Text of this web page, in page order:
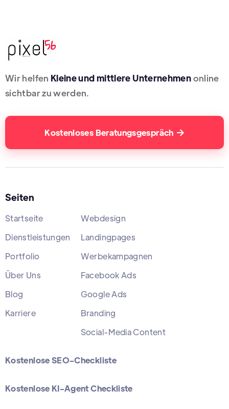
Wir helfen Kleine und mittlere Unternehmenonline
sichtbar zu werden.
Kostenloses Beratungsgespräch
Seiten
Startseite
Dienstleistungen
Portfolio
Über Uns
Blog
Karriere
Webdesign
Landingpages
Werbekampagnen
Facebook Ads
Google Ads
Branding
Social-Media Content
Kostenlose SEO-Checkliste
Kostenlose KI-Agent Checkliste